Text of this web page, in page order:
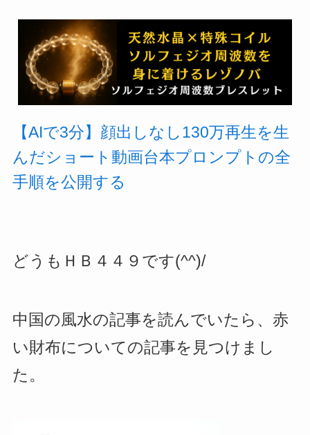
【AIで3分】顔出しなし130万再生を生
んだショート動画台本プロンプトの全
手順を公開する
どうもＨＢ４４９です(^^)/
中国の風水の記事を読んでいたら、赤
い財布についての記事を見つけまし
た。